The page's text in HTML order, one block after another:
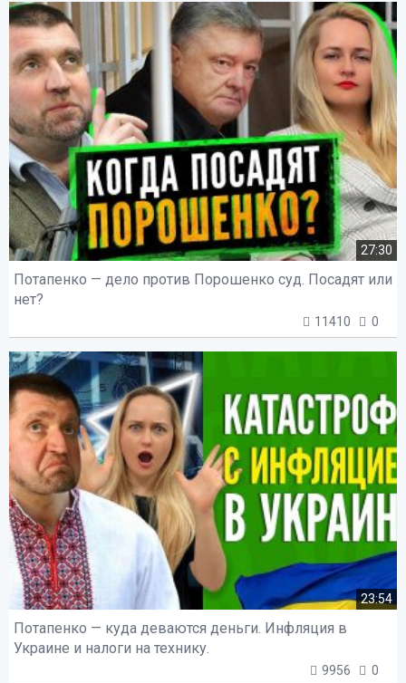
27:30
Потапенко — дело против Порошенко суд. Посадят или
нет?
11410 0
23:54
Потапенко — куда деваются деньги. Инфляция в
Украине и налоги на технику.
9956 0